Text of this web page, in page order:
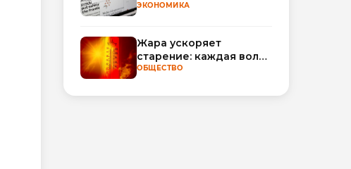
организации во время
ЭКОНОМИКА
Жара ускоряет
старение: каждая волна
тепла добавляет
биологического
ОБЩЕСТВО